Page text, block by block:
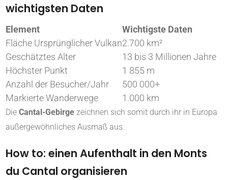
wichtigsten Daten
Element
Wichtigste Daten
Fläche Ursprünglicher Vulkan2.700 km²
Geschätztes Alter
13 bis 3 Millionen Jahre
Höchster Punkt
1 855 m
Anzahl der Besucher/Jahr
500 000+
Markierte Wanderwege
1.000 km
Die Cantal-Gebirge zeichnen sich somit durch ihr in Europa
außergewöhnliches Ausmaß aus.
How to: einen Aufenthalt in den Monts
du Cantal organisieren